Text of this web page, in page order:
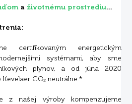
a životnému prostrediu...
certifikovaným energetickým
systémami, aby sme
plynov, a od júna 2020
CO₂ neutrálne.*
z našej výroby kompenzujeme